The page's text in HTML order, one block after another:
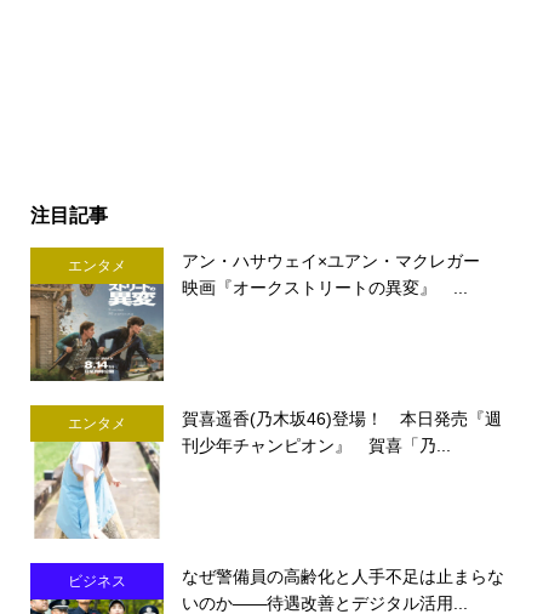
注目記事
エンタメ
アン・ハサウェイ×ユアン・マクレガー
映画『オークストリートの異変』 ...
エンタメ
賀喜遥香(乃木坂46)登場！ 本日発売『週
刊少年チャンピオン』 賀喜「乃...
ビジネス
なぜ警備員の高齢化と人手不足は止まらな
いのか――待遇改善とデジタル活用...